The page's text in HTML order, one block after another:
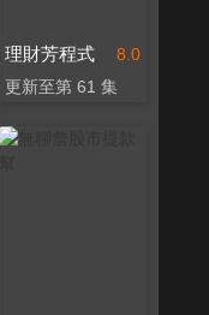
8.0
理財芳程式
更新至第 61 集